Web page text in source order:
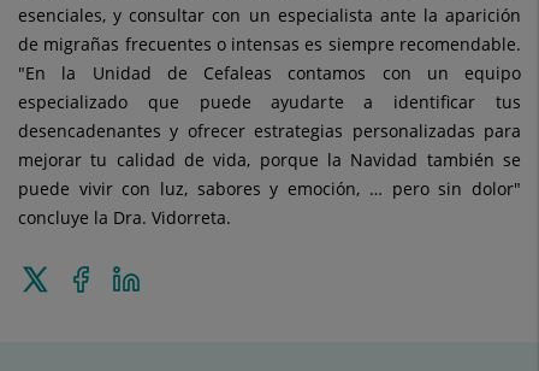
esenciales, y consultar con un especialista ante la aparición
de migrañas frecuentes o intensas es siempre recomendable.
"En la Unidad de Cefaleas contamos con un equipo
especializado que puede ayudarte a identificar tus
desencadenantes y ofrecer estrategias personalizadas para
mejorar tu calidad de vida, porque la Navidad también se
puede vivir con luz, sabores y emoción, … pero sin dolor"
concluye la Dra. Vidorreta.
Enviar
Compartir
en